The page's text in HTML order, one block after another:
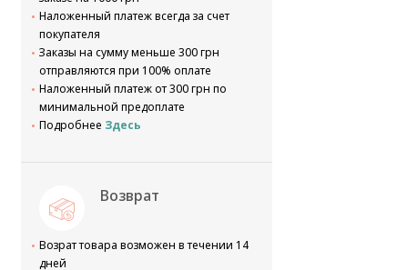
Наложенный платеж всегда за счет
покупателя
Заказы на сумму меньше 300 грн
отправляются при 100% оплате
Наложенный платеж от 300 грн по
минимальной предоплате
Подробнее Здесь
Возврат
Возрат товара возможен в течении 14
дней